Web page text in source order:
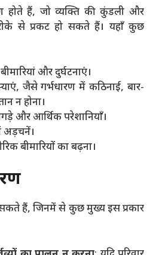
होते हैं, जो व्यक्ति की कुंडली और
से प्रकट हो सकते हैं। यहाँ कुछ
और दुर्घटनाएं।
जैसे गर्भधारण में कठिनाई, बार-
न होना।
और आर्थिक परेशानियाँ।
अड़चनें।
बीमारियों का बढ़ना​।
हैं, जिनमें से कुछ मुख्य इस प्रकार